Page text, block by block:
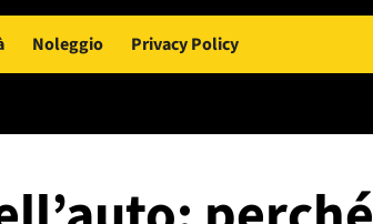
Noleggio Privacy Policy